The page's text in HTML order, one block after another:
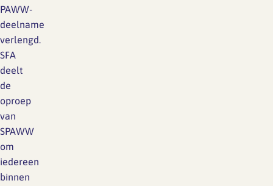
PAWW-
deelname
verlengd.
SFA
deelt
de
oproep
van
SPAWW
om
iedereen
binnen